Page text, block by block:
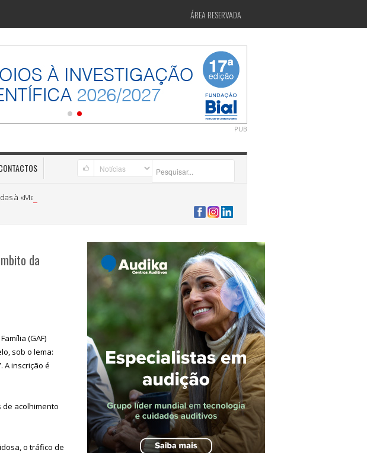
ÁREA RESERVADA
PUB
à «Medicina Preventiva»
da
(GAF)
sob o lema:
A inscrição é
de acolhimento
o tráfico de